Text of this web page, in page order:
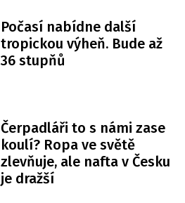
Počasí nabídne další
tropickou výheň. Bude až
36 stupňů
Čerpadláři to s námi zase
koulí? Ropa ve světě
zlevňuje, ale nafta v Česku
je dražší